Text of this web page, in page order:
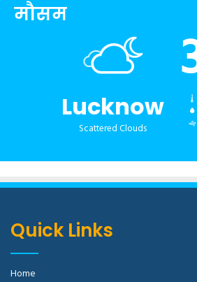
मौसम
Lucknow
Scattered Clouds
Quick Links
Home